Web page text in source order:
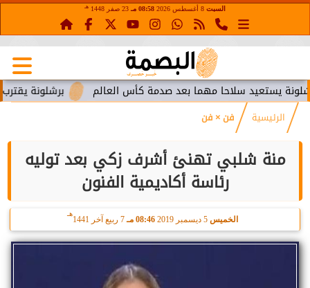
السبت 08:58 مـ 23 صفر 1448 هـ
برشلونة يقترب من سلاحا مهما بعد صدمة كأس العالم
الرئيسية فن × فن
منة شلبي تهنئ أشرف زكي بعد توليه
رئاسة أكاديمية الفنون
الخميس 5 ديسمبر 2019 08:46 مـ 7 ربيع آخر 1441
هـ